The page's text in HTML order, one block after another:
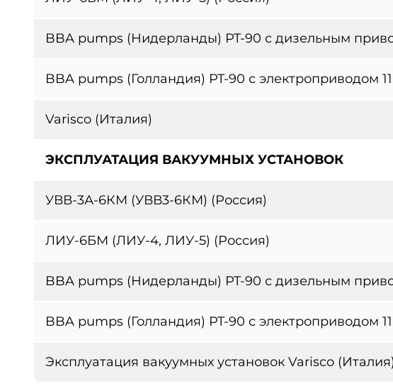
BBA pumps (Нидерланды) PT-90 с дизельным
BBA pumps (Голландия) PT-90 с электроприводом
Varisco (Италия)
ЭКСПЛУАТАЦИЯ ВАКУУМНЫХ УСТАНОВОК
УВВ-3А-6КМ (УВВ3-6КМ) (Россия)
ЛИУ-6БМ (ЛИУ-4, ЛИУ-5) (Россия)
BBA pumps (Нидерланды) PT-90 с дизельным
BBA pumps (Голландия) PT-90 с электроприводом
Эксплуатация вакуумных установок Varisco (Италия)